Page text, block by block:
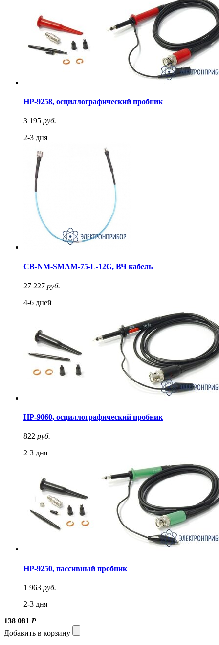
HP-9258, осциллографический пробник
3 195 руб.
2-3 дня
CB-NM-SMAM-75-L-12G, ВЧ кабель
27 227 руб.
4-6 дней
HP-9060, осциллографический пробник
822 руб.
2-3 дня
HP-9250, пассивный пробник
1 963 руб.
2-3 дня
138 081 Р
Добавить в корзину